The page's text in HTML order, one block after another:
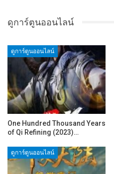
ดูการ์ตูนออนไลน์
ดูการ์ตูนออนไลน์
One Hundred Thousand Years
of Qi Refining (2023)…
ดูการ์ตูนออนไลน์